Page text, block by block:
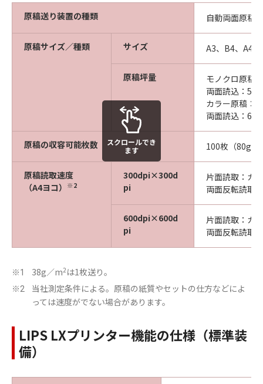
原稿送り装置の種類 自動両面原稿
原稿サイズ／種類 サイズ A3、B4、A4
原稿坪量
モノクロ原稿
両面読込：50
カラー原稿：
両面読込：64
原稿の収容可能枚数 100枚（80g／
原稿読取速度
（A4ヨコ）
※2
300dpi×300d
pi
片面読取：カ
両面反転読取
600dpi×600d
pi
片面読取：カ
両面反転読取
スクロールでき
ます
※1 38g／m2 は1枚送り。
※2
当社測定条件による。原稿の紙質やセットの仕方などによ
っては速度がでない場合があります。
LIPS LXプリンター機能の仕様（標準装
備）